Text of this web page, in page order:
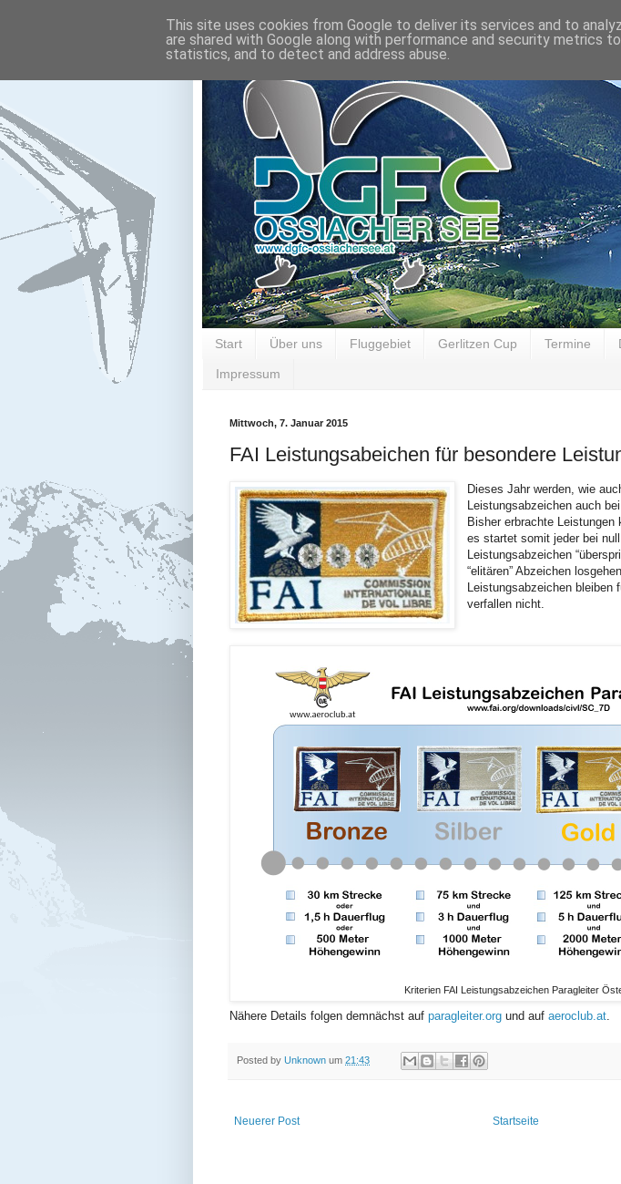
Start Über uns Fluggebiet Gerlitzen Cup Termine
Impressum
Mittwoch, 7. Januar 2015
FAI Leistungsabeichen für besondere
Dieses Jahr werden, wie
Leistungsabzeichen auch
Bisher erbrachte Leistungen
es startet somit jeder bei
Leistungsabzeichen
“elitären” Abzeichen
Leistungsabzeichen bleiben
verfallen nicht.
Kriterien FAI Leistungsabzeichen Paragleiter
Nähere Details folgen demnächst auf paragleiter.org und auf aeroclub.at.
Posted by Unknown um 21:43
Neuerer Post Startseite
This site uses cookies from Google to deliver its services and to
are shared with Google along with performance and security metrics
statistics, and to detect and address abuse.